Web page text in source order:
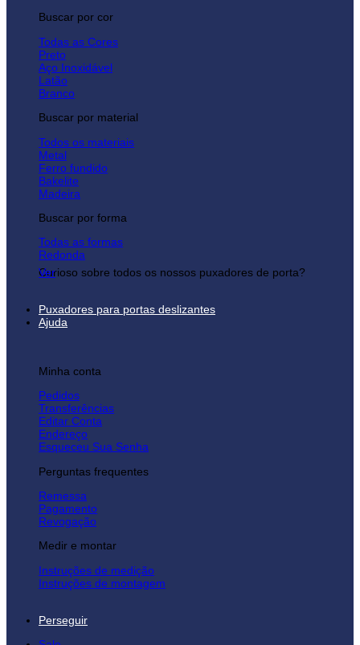
Buscar por cor
Todas as Cores
Preto
Aço Inoxidável
Latão
Branco
Buscar por material
Todos os materiais
Metal
Ferro fundido
Bakelite
Madeira
Buscar por forma
Todas as formas
Redonda
Curioso sobre todos os nossos puxadores de porta?
Ver
Puxadores para portas deslizantes
Ajuda
Minha conta
Pedidos
Transferências
Editar Conta
Endereço
Esqueceu Sua Senha
Perguntas frequentes
Remessa
Pagamento
Revogação
Medir e montar
Instruções de medição
Instruções de montagem
Perseguir